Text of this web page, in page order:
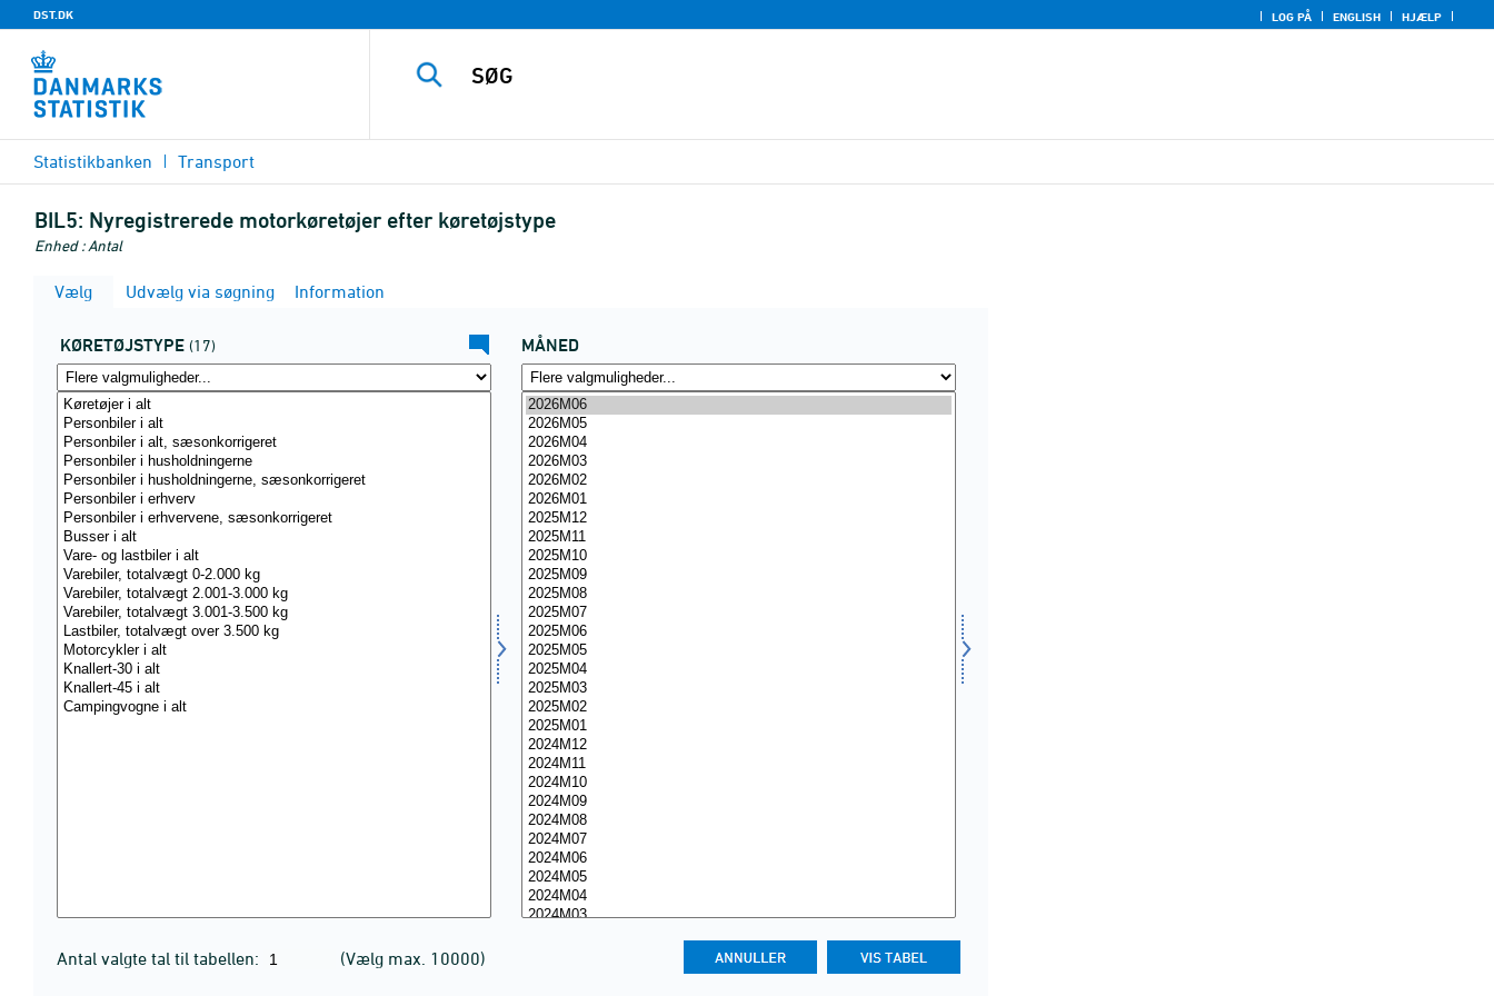
DST.DK LOG PÅ ENGLISH HJÆLP
Statistikbanken Transport
BIL5: Nyregistrerede motorkøretøjer efter køretøjstype
Enhed : Antal
Vælg Udvælg via søgning Information
KØRETØJSTYPE (17) MÅNED
Antal valgte tal til tabellen: (Vælg max. 10000)